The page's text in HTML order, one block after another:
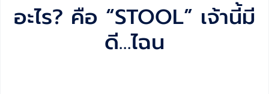
อะไร? คือ “STOOL” เจ้านี้มี
ดี…ไฉน